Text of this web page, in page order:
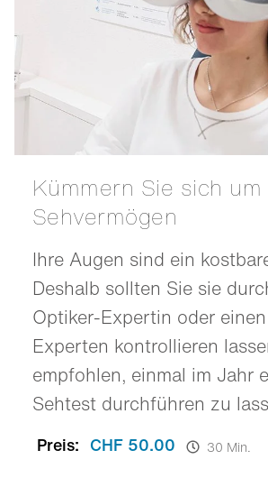
Kümmern Sie sich um Ihr
Sehvermögen
Ihre Augen sind ein
Deshalb sollten Sie sie
Optiker-Expertin oder
Experten kontrollieren
empfohlen, einmal im Jahr
Sehtest durchführen zu
Preis: CHF 50.00 30 Min.